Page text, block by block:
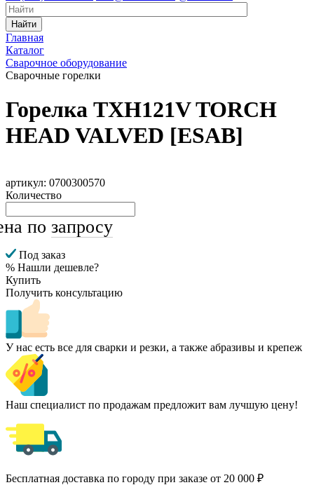
Найти
Главная
Каталог
Сварочное оборудование
Сварочные горелки
Горелка TXH121V TORCH
HEAD VALVED [ESAB]
артикул: 0700300570
Количество
по запросу
Под заказ
% Нашли дешевле?
Купить
Получить консультацию
У нас есть все для сварки и резки, а также абразивы и крепеж
Наш специалист по продажам предложит вам лучшую цену!
Бесплатная доставка по городу при заказе от 20 000 ₽